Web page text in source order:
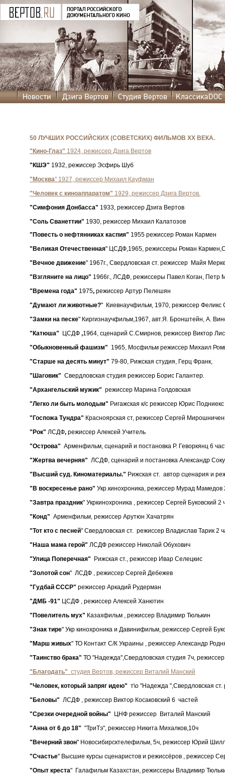
50 ЛУЧШИХ РОССИЙСКИХ (СОВЕТСКИХ) ФИЛЬМОВ ХХ ВЕКА.
"Кино-Глаз" 1924, режиссер Дзига Вертов
"КШЭ" 1932, режиссер Эсфирь Шуб
"Москва" 1927, режиссер Михаил Кауфман
"Человек с киноаппаратом" 1929, режиссер Дзига Вертов.
"Симфония Донбасса" 1933, режиссер Дзига Вертов
"Соль Сванеттии" 1930, режиссер Михаил Калатозов
" Повесть о нефтянниках каспия" 1955 режиссер Роман Кармен
"Великая Отечественная" ЦСДФ,1965, режиссеры Роман
"Вечное движение" 1967г., Свердловская ст. режиссер Майя
"Взгляните на лицо" 1966г., ЛСДФ, режиссеры Павел Коган, Петр
"Времена года" 1975, режиссер Артур Пелешян
"Думают ли животные?" Киевнаучфильм, 1970, режиссер Феликс
"Замки на песке" Киргизнаучфильм,1967, авт.Я. Бронштейн, А.
"Катюша"
ЦСДФ ,1964, сценарий С.Смирнов, режиссер Виктор
"Обыкновенный фашизм" 1965, Мосфильм режиссер Михаил
"Старше на десять минут" 79-80, Рижская студия, Герц Франк,
"Шаговик" Свердловская студия режиссер Борис Галантер.
"Архангельский мужик" режиссер Марина Голдовская
"Легко ли быть молодым" Ригажская к/с режиссер Юрис Подниекс
"Госпожа Тундра" Красноярская ст, режиссер Сергей
"Рок" ЛСДФ, режиссер Алексей Учитель
"Острова" Арменфильм, сценарий и постановка Р. Геворкянц 6
"Жертва вечерняя" ЛСДФ, сценарий и постановка Александр
"Высший суд. Киноматериалы." Рижская ст. автор сценария и
"В воскресенье рано" Укр.кинохроника, режиссер Мурад Мамедов
"Завтра праздник" Укркинохроника , режиссер Сергей Буковский 2
"Конд" Арменфильм, режиссер Арутюн Хачатрян
"Тот кто с песней" Свердловская ст. режиссер Владислав Тарик 2
"Наша мама герой" ЛСДФ режиссер Николай Обухович
"Улица Поперечная"
Рижская ст., режиссер Ивар Селецкис
"Золотой сон" ЛСДФ , режиссер Сергей Дебежев
"Гудбай СССР" режиссер Аркадий Рудерман
"ДМБ -91" ЦСДФ , режиссер Алексей Ханютин
"Повелитель мух" Казахфильм , режиссер Владимир Тюлькин
"Знак тире" Укр кинохроника и Давинифильм, режиссер Сергей
"Марш живых" ТО Контакт С/К Украины , режиссер Александр
"Таинство брака" ТО "Надежда",Свердловская студия 7ч,
"Благодать" студия Вертов, режиссер Виталий Манский
"Человек, который запряг идею" т\о "Надежда ",Свердловская
"Беловы" ЛСДФ , режиссер Виктор Косаковский 6 частей
"Срезки очередной войны"
ЦНФ режиссер Виталий Манский
"Анна от 6 до 18" "ТриТэ", режиссер Никита Михалков,10ч
"Вечерний звон" Новосибирсктелефильм, 5ч, режиссер Юрий
"Счастье" Высшие курсы сценаристов и режиссёров , режиссер
"Опыт креста" Галафильм Казахстан, режиссеры Владимир